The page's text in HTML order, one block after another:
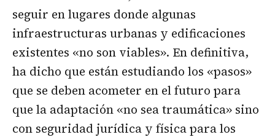
seguir en lugares donde algunas
infraestructuras urbanas y edificaciones
existentes «no son viables». En definitiva,
ha dicho que están estudiando los «pasos»
que se deben acometer en el futuro para
que la adaptación «no sea traumática» sino
con seguridad jurídica y física para los